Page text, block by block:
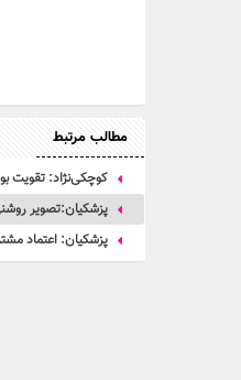
مطالب مرتبط
کوچکی‌نژاد: تقویت
پزشکیان:تصویر
پزشکیان: اعتماد